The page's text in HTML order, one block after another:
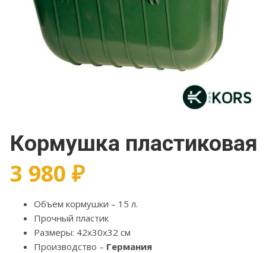
Кормушка пластиковая
3 980 ₽
Объем кормушки – 15 л.
Прочный пластик
Размеры: 42x30x32 см
Производство – Германия